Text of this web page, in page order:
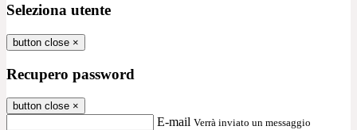
Seleziona utente
button close ×
Recupero password
button close ×
E-mail Verrà inviato un messaggio